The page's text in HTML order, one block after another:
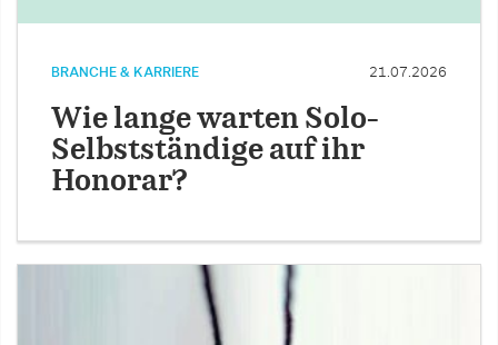
BRANCHE & KARRIERE 21.07.2026
Wie lange warten Solo-
Selbstständige auf ihr
Honorar?